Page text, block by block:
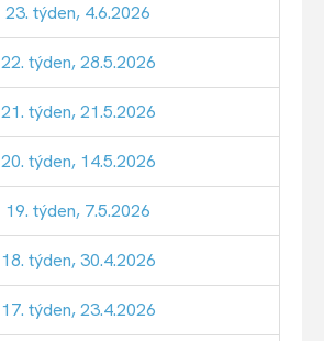
23. týden, 4.6.2026
22. týden, 28.5.2026
21. týden, 21.5.2026
20. týden, 14.5.2026
19. týden, 7.5.2026
18. týden, 30.4.2026
17. týden, 23.4.2026